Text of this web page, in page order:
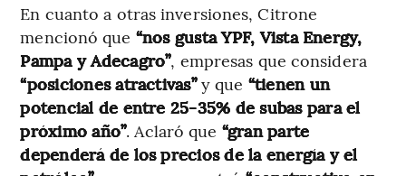
En cuanto a otras inversiones, Citrone
mencionó que “nos gusta YPF, Vista Energy,
Pampa y Adecagro”, empresas que considera
“posiciones atractivas”y que “tienen un
potencial de entre 25-35% de subas para el
próximo año”. Aclaró que “gran parte
dependerá de los precios de la energía y el